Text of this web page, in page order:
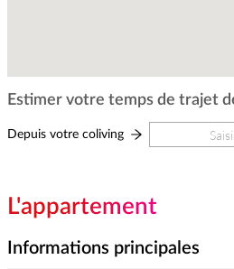
Estimer votre temps de trajet
Depuis votre coliving
L'appartement
Informations principales